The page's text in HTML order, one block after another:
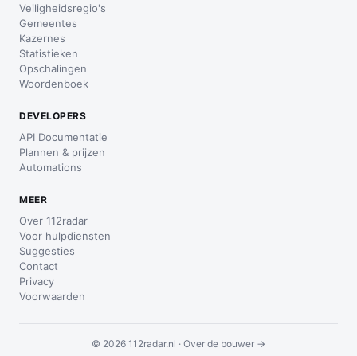
Veiligheidsregio's
Gemeentes
Kazernes
Statistieken
Opschalingen
Woordenboek
DEVELOPERS
API Documentatie
Plannen & prijzen
Automations
MEER
Over 112radar
Voor hulpdiensten
Suggesties
Contact
Privacy
Voorwaarden
© 2026 112radar.nl · Over de bouwer →